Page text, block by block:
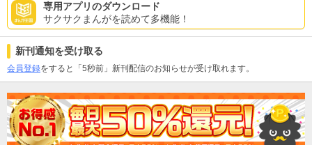
専用アプリのダウンロード
サクサクまんがを読めて多機能！
新刊通知を受け取る
会員登録をすると「5秒前」新刊配信のお知らせが受け取れます。